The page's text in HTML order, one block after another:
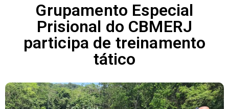
Grupamento Especial
Prisional do CBMERJ
participa de treinamento
tático